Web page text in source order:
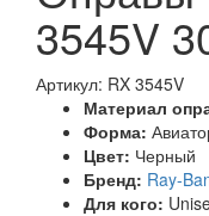
3545V
Артикул: RX 3545V
Материал
Форма:
Цвет: Черный
Бренд: Ray-
Для кого: